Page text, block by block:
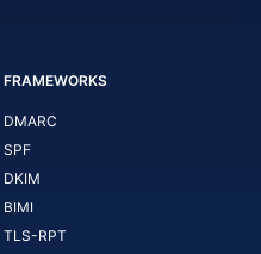
FRAMEWORKS
DMARC
SPF
DKIM
BIMI
TLS-RPT